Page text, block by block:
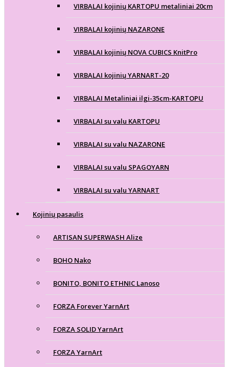
VIRBALAI kojinių KARTOPU metaliniai 20cm
VIRBALAI kojinių NAZARONE
VIRBALAI kojinių NOVA CUBICS KnitPro
VIRBALAI kojinių YARNART-20
VIRBALAI Metaliniai ilgi-35cm-KARTOPU
VIRBALAI su valu KARTOPU
VIRBALAI su valu NAZARONE
VIRBALAI su valu SPAGOYARN
VIRBALAI su valu YARNART
Kojinių pasaulis
ARTISAN SUPERWASH Alize
BOHO Nako
BONITO, BONITO ETHNIC Lanoso
FORZA Forever YarnArt
FORZA SOLID YarnArt
FORZA YarnArt